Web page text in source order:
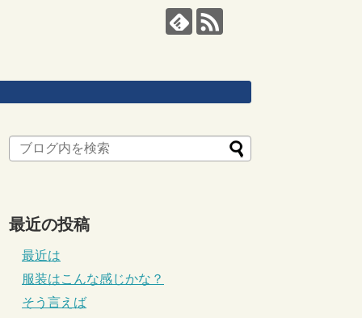
最近の投稿
最近は
服装はこんな感じかな？
そう言えば